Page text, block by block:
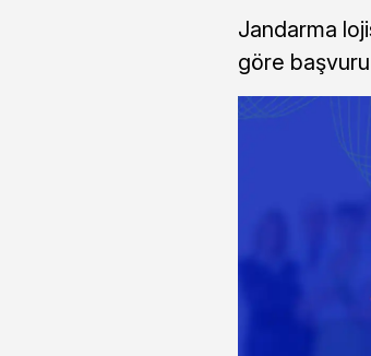
Jandarma
göre